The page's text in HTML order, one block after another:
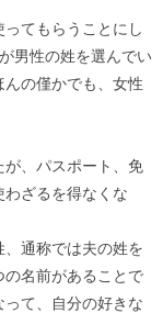
てもらうことにし
男性の姓を選んでい
の僅かでも、女性
、パスポート、免
ざるを得なくな
通称では夫の姓を
名前があることで
て、自分の好きな